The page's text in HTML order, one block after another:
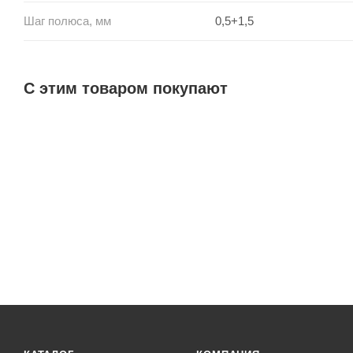
Шаг полюса, мм 0,5+1,5
С этим товаром покупают